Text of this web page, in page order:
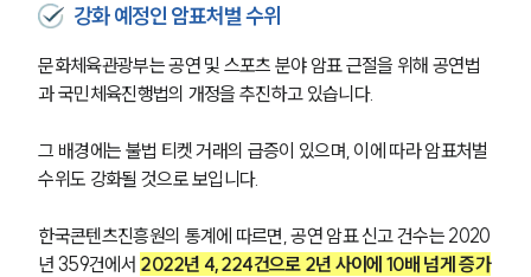
강화 예정인 암표처벌 수위
문화체육관광부는 공연 및 스포츠 분야 암표 근절을 위해 공연법
과 국민체육진행법의 개정을 추진하고 있습니다.
그 배경에는 불법 티켓 거래의 급증이 있으며, 이에 따라 암표처벌
수위도 강화될 것으로 보입니다.
한국콘텐츠진흥원의 통계에 따르면, 공연 암표 신고 건수는 2020
년 359건에서 2022년 4,224건으로 2년 사이에 10배 넘게 증가